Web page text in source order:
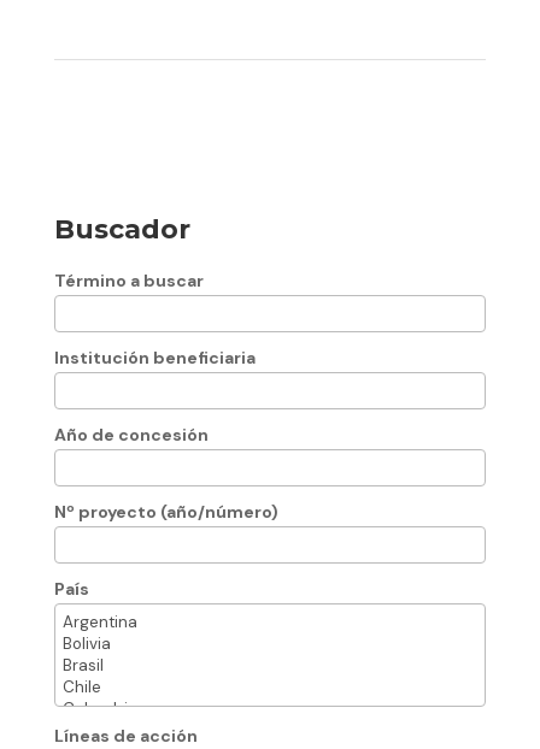
Buscador
Término a buscar
Institución beneficiaria
Año de concesión
Nº proyecto (año/número)
País
Líneas de acción